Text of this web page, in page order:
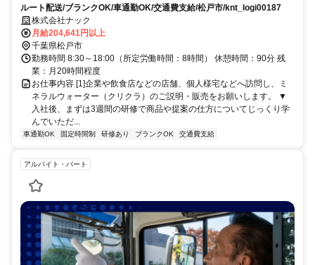
ルート配送/ブランクOK/車通勤OK/交通費支給/松戸市/knt_logi00187
株式会社ナック
月給204,641円以上
千葉県松戸市
勤務時間 8:30～18:00（所定労働時間：8時間） 休憩時間：90分 残
業：月20時間程度
お仕事内容 [1]企業や飲食店などの店舗、個人様宅などへ訪問し、ミ
ネラルウォーター（クリクラ）のご説明・販売をお願いします。 ▼
入社後、まずは3週間の研修で商品や提案の仕方についてじっくり学
んでいただ...
車通勤OK 固定時間制 研修あり ブランクOK 交通費支給
アルバイト・パート